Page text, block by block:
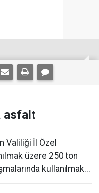
asfalt
Valiliği İl Özel
üzere 250 ton
kullanılmak...